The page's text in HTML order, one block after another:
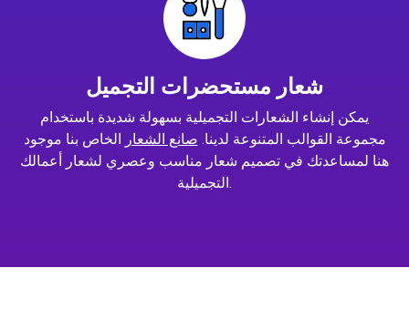
شعار مستحضرات التجميل
يمكن إنشاء الشعارات التجميلية بسهولة شديدة باستخدام
مجموعة القوالب المتنوعة لدينا. صانع الشعار الخاص بنا موجود
هنا لمساعدتك في تصميم شعار مناسب وعصري لشعار أعمالك
التجميلية.